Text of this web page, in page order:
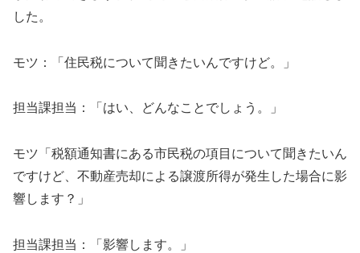
した。
モツ：「住民税について聞きたいんですけど。」
担当課担当：「はい、どんなことでしょう。」
モツ「税額通知書にある市民税の項目について聞きたいん
ですけど、不動産売却による譲渡所得が発生した場合に影
響します？」
担当課担当：「影響します。」